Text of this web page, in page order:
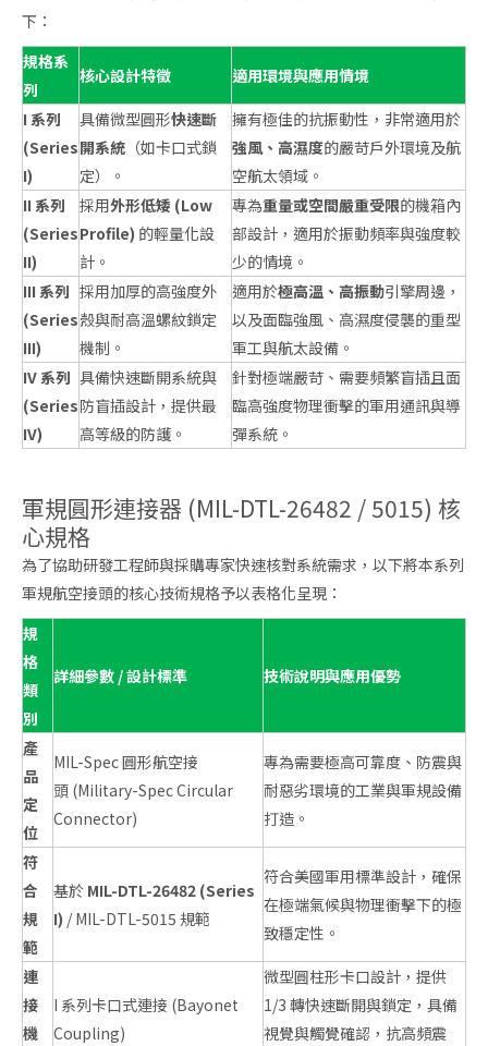
下：
規格系
列
核心設計特徵
適用環境與應用情境
I 系列
(Series
I)
具備微型圓形快速斷
開系統 （如卡口式鎖
定）。
擁有極佳的抗振動性，非常適用於
強風、高濕度的嚴苛戶外環境及航
空航太領域。
II 系列
(Series
II)
採用外形低矮 (Low
Profile) 的輕量化設
計。
專為重量或空間嚴重受限的機箱內
部設計，適用於振動頻率與強度較
少的情境。
III 系列
(Series
III)
採用加厚的高強度外
殼與耐高溫螺紋鎖定
機制。
適用於極高溫、高振動引擎周邊，
以及面臨強風、高濕度侵襲的重型
軍工與航太設備。
IV 系列
(Series
IV)
具備快速斷開系統與
防盲插設計，提供最
高等級的防護。
針對極端嚴苛、需要頻繁盲插且面
臨高強度物理衝擊的軍用通訊與導
彈系統。
軍規圓形連接器 (MIL-DTL-26482 / 5015) 核
心規格
為了協助研發工程師與採購專家快速核對系統需求，以下將本系列
軍規航空接頭的核心技術規格予以表格化呈現：
規
格
類
別
詳細參數 / 設計標準 技術說明與應用優勢
產
品
定
位
MIL-Spec 圓形航空接
頭 (Military-Spec Circular
Connector)
專為需要極高可靠度、防震與
耐惡劣環境的工業與軍規設備
打造。
符
合
規
範
基於 MIL-DTL-26482 (Series
I) / MIL-DTL-5015 規範
符合美國軍用標準設計，確保
在極端氣候與物理衝擊下的極
致穩定性。
連
接
機
I 系列卡口式連接 (Bayonet
Coupling)
微型圓柱形卡口設計，提供
1/3 轉快速斷開與鎖定，具備
視覺與觸覺確認，抗高頻震